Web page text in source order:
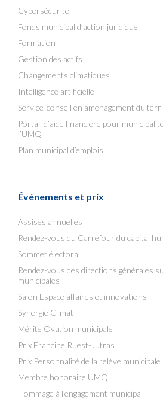
Cybersécurité
Fonds municipal d’action juridique
Formation
Gestion des actifs
Changements climatiques
Intelligence artificielle
Service-conseil en aménagement du
Portail d’aide financière pour
l’UMQ
Plan municipal d’emplois
Événements et prix
Assises annuelles
Rendez-vous du Carrefour du capital
Sommet électoral
Rendez-vous des directions générales
municipales
Salon Espace affaires et innovations
Synergie Climat
Mérite Ovation municipale
Prix Francine Ruest-Jutras
Prix Personnalité de la relève municipale
Membre honoraire UMQ
Hommage à l’engagement municipal